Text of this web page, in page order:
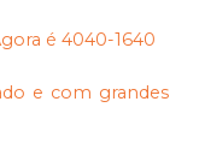
é 4040-1640
e com grandes